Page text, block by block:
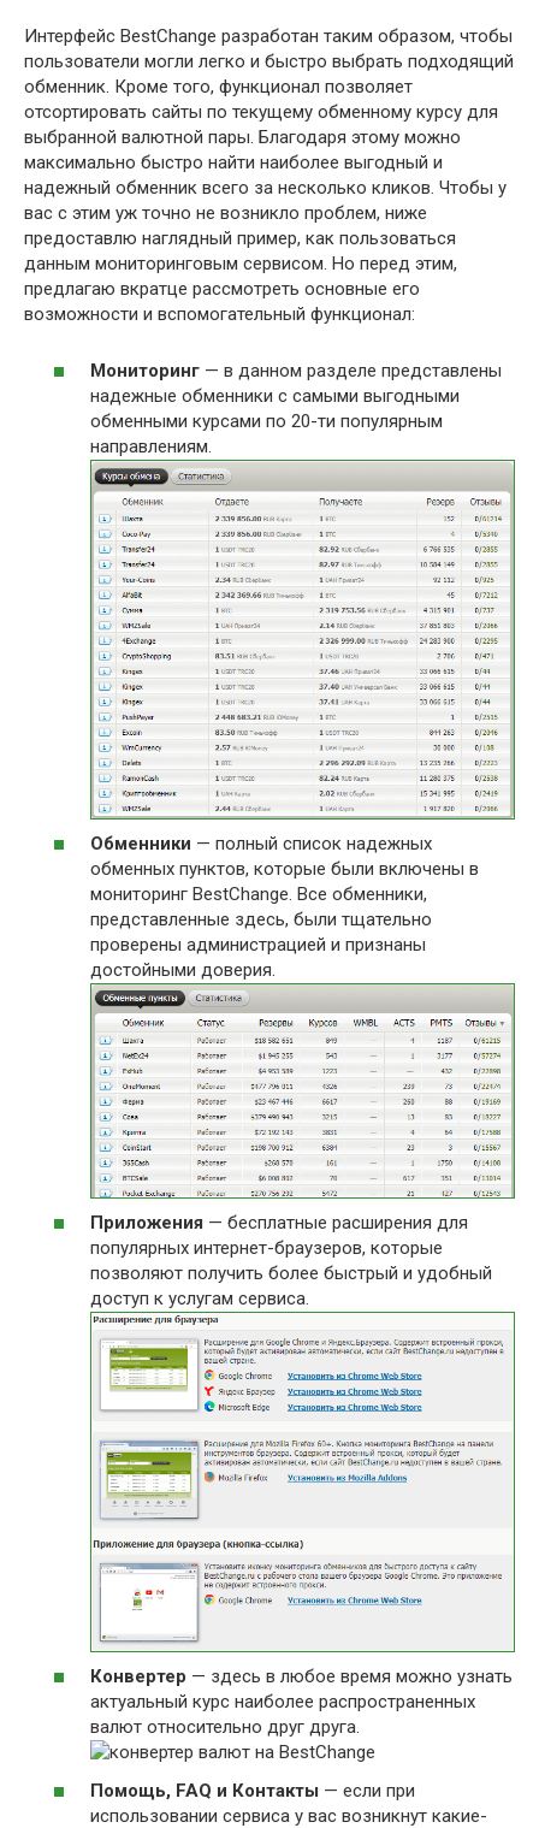
Интерфейс BestChange разработан таким образом, чтобы
пользователи могли легко и быстро выбрать подходящий
обменник. Кроме того, функционал позволяет
отсортировать сайты по текущему обменному курсу для
выбранной валютной пары. Благодаря этому можно
максимально быстро найти наиболее выгодный и
надежный обменник всего за несколько кликов. Чтобы у
вас с этим уж точно не возникло проблем, ниже
предоставлю наглядный пример, как пользоваться
данным мониторинговым сервисом. Но перед этим,
предлагаю вкратце рассмотреть основные его
возможности и вспомогательный функционал:
Мониторинг — в данном разделе представлены
надежные обменники с самыми выгодными
обменными курсами по 20-ти популярным
направлениям.
Обменники — полный список надежных
обменных пунктов, которые были включены в
мониторинг BestChange. Все обменники,
представленные здесь, были тщательно
проверены администрацией и признаны
достойными доверия.
Приложения — бесплатные расширения для
популярных интернет-браузеров, которые
позволяют получить более быстрый и удобный
доступ к услугам сервиса.
Конвертер — здесь в любое время можно узнать
актуальный курс наиболее распространенных
валют относительно друг друга.
Помощь, FAQ и Контакты — если при
использовании сервиса у вас возникнут какие-